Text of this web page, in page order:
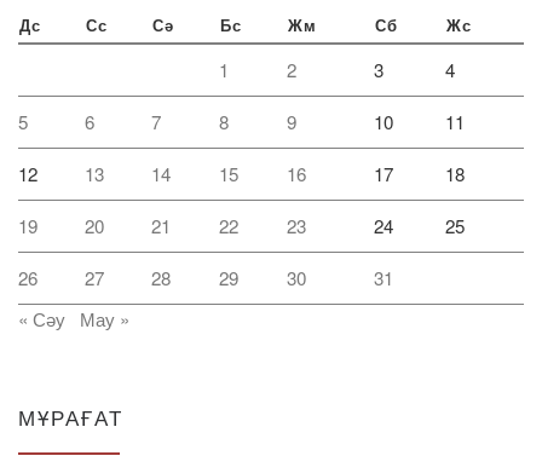
Дс Сс Сә Бс Жм Сб Жс
1 2 3 4
5 6 7 8 9 10 11
12 13 14 15 16 17 18
19 20 21 22 23 24 25
26 27 28 29 30
31
« Сәу
Мау »
МҰРАҒАТ